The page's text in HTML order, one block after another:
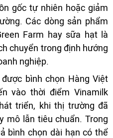
gốc tự nhiên hoặc giảm
Các dòng sản phẩm
Farm hay sữa hạt là
chuyển trong định hướng
nghiệp.
bình chọn Hàng Việt
vào thời điểm Vinamilk
triển, khi thị trường đã
mô lẫn tiêu chuẩn. Trong
bình chọn dài hạn có thể